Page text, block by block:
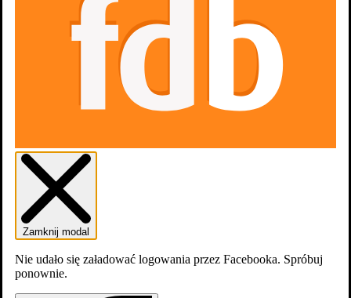
Zamknij modal
Nie udało się załadować logowania przez Facebooka. Spróbuj
ponownie.